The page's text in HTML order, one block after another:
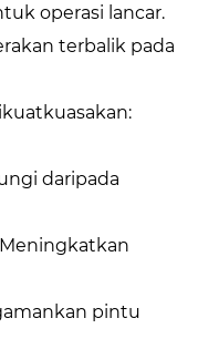
operasi lancar.
terbalik pada
daripada
pintu